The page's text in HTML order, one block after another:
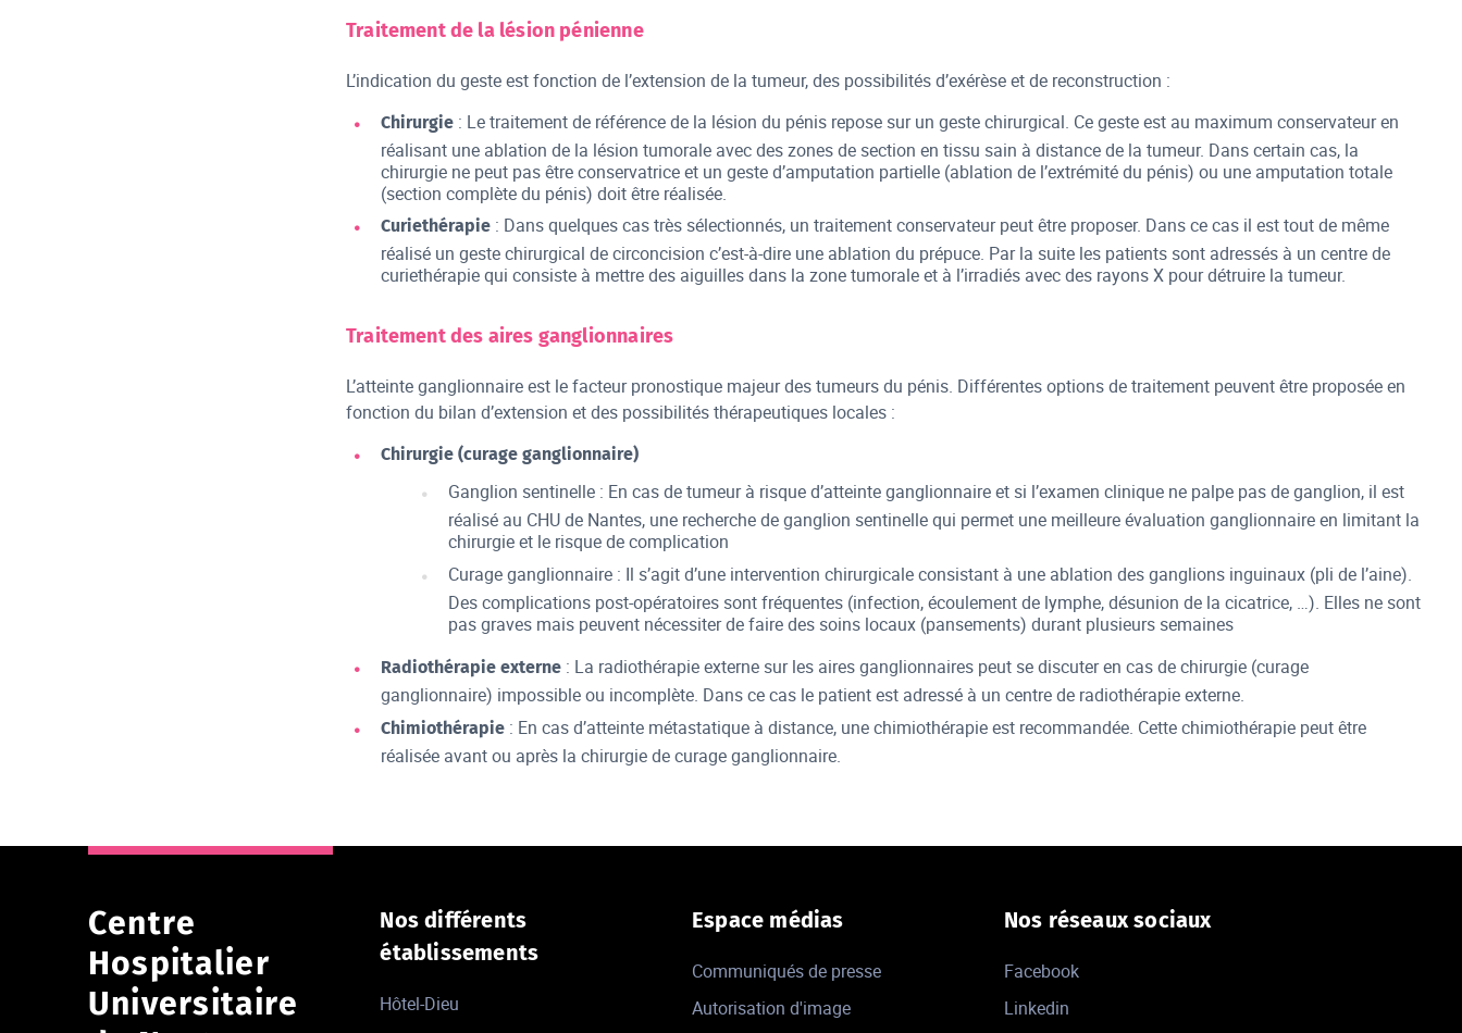
Traitement de la lésion pénienne
L’indication du geste est fonction de l’extension de la tumeur, des possibilités d’exérèse et de reconstruction :
Chirurgie: Le traitement de référence de la lésion du pénis repose sur un geste chirurgical. Ce geste est au maximum conservateur en
réalisant une ablation de la lésion tumorale avec des zones de section en tissu sain à distance de la tumeur. Dans certain cas, la
chirurgie ne peut pas être conservatrice et un geste d’amputation partielle (ablation de l’extrémité du pénis) ou une amputation totale
(section complète du pénis) doit être réalisée.
Curiethérapie: Dans quelques cas très sélectionnés, un traitement conservateur peut être proposer. Dans ce cas il est tout de même
réalisé un geste chirurgical de circoncision c’est-à-dire une ablation du prépuce. Par la suite les patients sont adressés à un centre de
curiethérapie qui consiste à mettre des aiguilles dans la zone tumorale et à l’irradiés avec des rayons X pour détruire la tumeur.
Traitement des aires ganglionnaires
L’atteinte ganglionnaire est le facteur pronostique majeur des tumeurs du pénis. Différentes options de traitement peuvent être proposée en
fonction du bilan d’extension et des possibilités thérapeutiques locales :
Chirurgie (curage ganglionnaire)
Ganglion sentinelle : En cas de tumeur à risque d’atteinte ganglionnaire et si l’examen clinique ne palpe pas de ganglion, il est
réalisé au CHU de Nantes, une recherche de ganglion sentinelle qui permet une meilleure évaluation ganglionnaire en limitant la
chirurgie et le risque de complication
Curage ganglionnaire : Il s’agit d’une intervention chirurgicale consistant à une ablation des ganglions inguinaux (pli de l’aine).
Des complications post-opératoires sont fréquentes (infection, écoulement de lymphe, désunion de la cicatrice, …). Elles ne sont
pas graves mais peuvent nécessiter de faire des soins locaux (pansements) durant plusieurs semaines
Radiothérapie externe : La radiothérapie externe sur les aires ganglionnaires peut se discuter en cas de chirurgie (curage
ganglionnaire) impossible ou incomplète. Dans ce cas le patient est adressé à un centre de radiothérapie externe.
Chimiothérapie: En cas d’atteinte métastatique à distance, une chimiothérapie est recommandée. Cette chimiothérapie peut être
réalisée avant ou après la chirurgie de curage ganglionnaire.
Centre
Hospitalier
Universitaire
Nos différents
établissements
Hôtel-Dieu
Espace médias
Communiqués de presse
Autorisation d'image
Nos réseaux sociaux
Facebook
Linkedin